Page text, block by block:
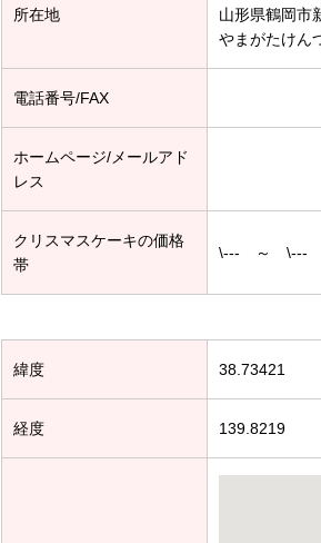
所在地
山形県鶴岡市
やまがたけん
電話番号/FAX
ホームページ/メールアド
レス
クリスマスケーキの価格
帯
\--- ～ \---
緯度 38.73421
経度 139.8219